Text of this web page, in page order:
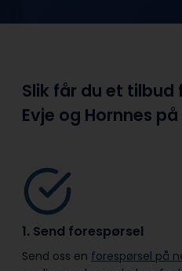
Slik får du et tilbud
Evje og Hornnes på
1. Send forespørsel
Send oss en forespørsel på